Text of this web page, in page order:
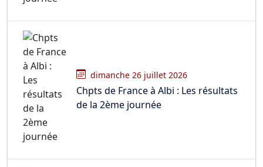
dimanche 26 juillet 2026
Chpts de France à Albi : Les résultats
de la 2ème journée